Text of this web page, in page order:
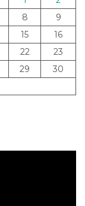
8
9
15
16
22
23
29
30